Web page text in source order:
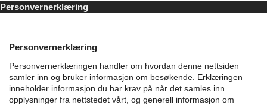
Personvernerklæring
Personvernerklæring
Personvernerklæringen handler om hvordan denne nettsiden
samler inn og bruker informasjon om besøkende. Erklæringen
inneholder informasjon du har krav på når det samles inn
opplysninger fra nettstedet vårt, og generell informasjon om